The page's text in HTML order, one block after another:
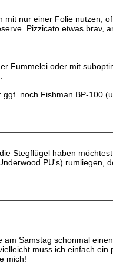
nur einer Folie nutzen,
Pizzicato etwas brav,
Fummelei oder mit
noch Fishman BP-100
Stegflügel haben
PU's) rumliegen,
Samstag schonmal
muss ich einfach ein
mich!